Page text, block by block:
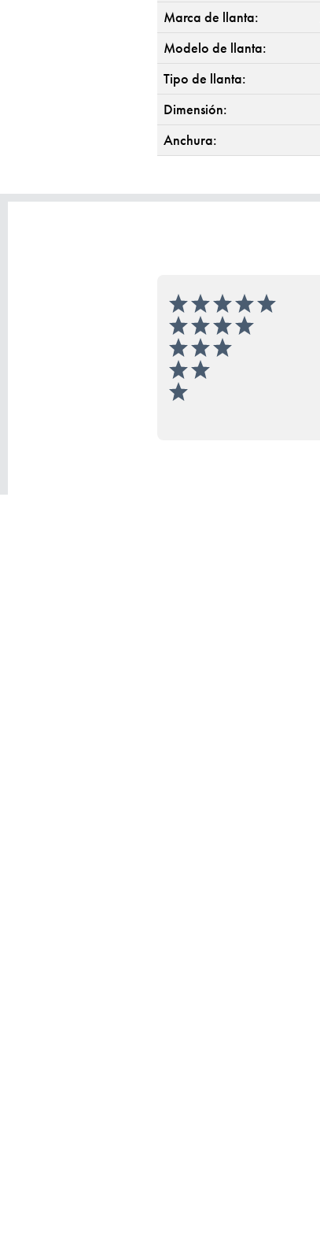
Marca de llanta:
Modelo de llanta:
Tipo de llanta:
Dimensión:
Anchura: